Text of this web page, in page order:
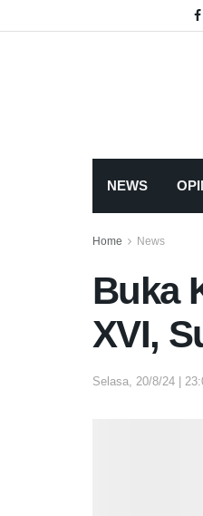
NEWS
Home News
Buka
XVI,
Selasa, 20/8/24 |